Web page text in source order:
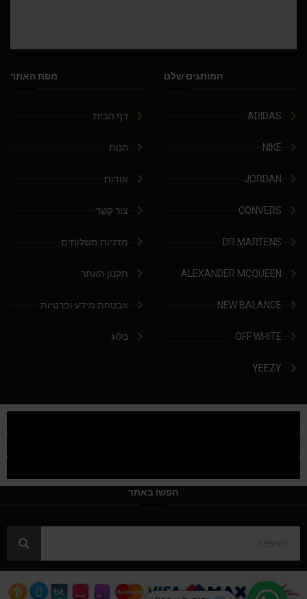
המותגים שלנו
ADIDAS
NIKE
JORDAN
CONVERS
DR.MARTENS
ALEXANDER MCQUEEN
NEW BALANCE
OFF WHITE
YEEZY
מפת האתר
דף הבית
חנות
אודות
צור קשר
מדניות משלוחים
תקנון האתר
אבטחת מידע ופרטיות
בלוג
חפשו באתר